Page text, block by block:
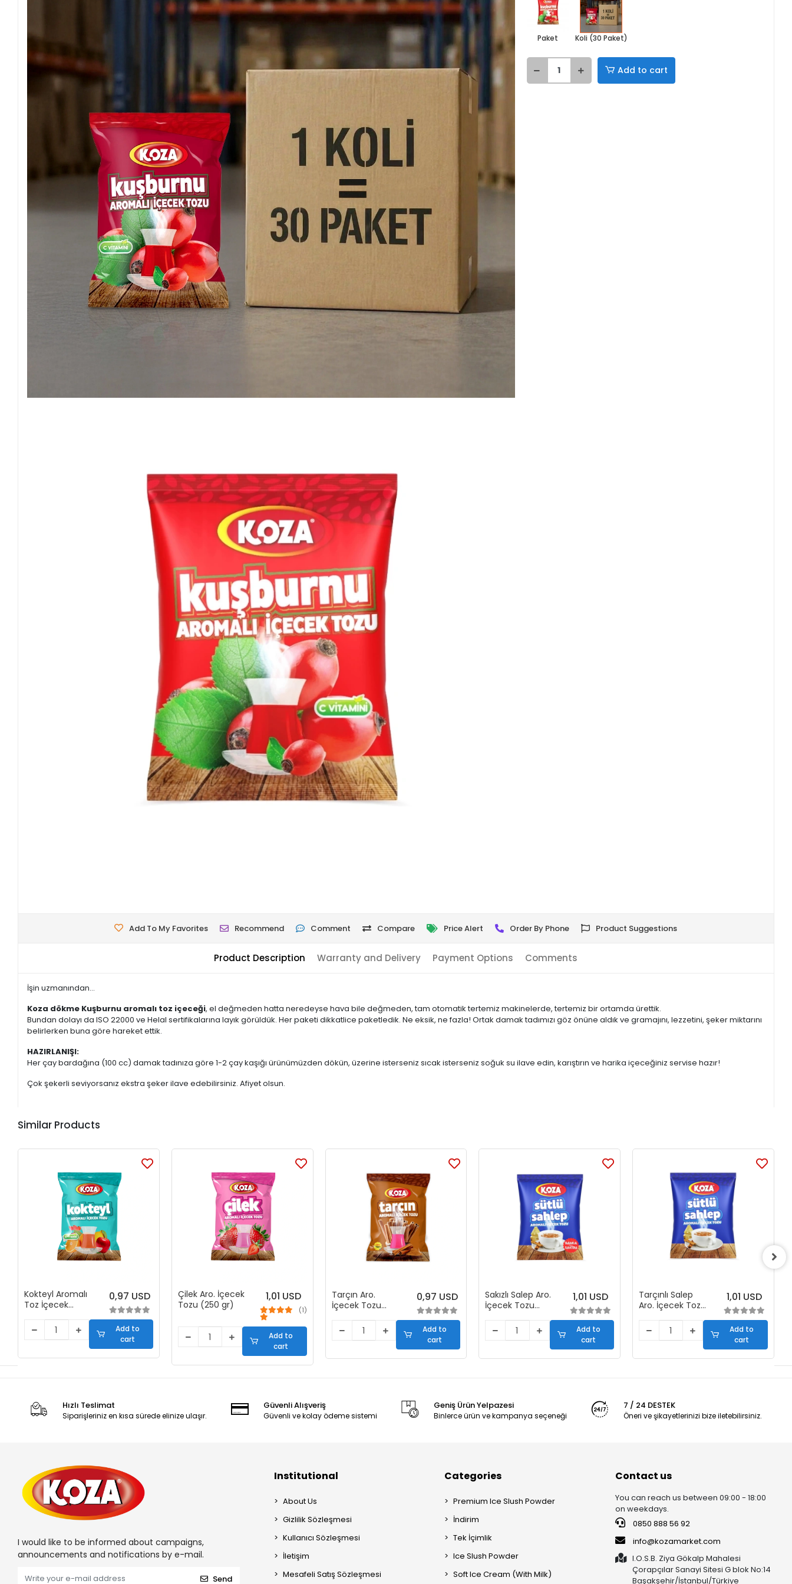
Paket Koli (30 Paket)
Add to cart
Add To My Favorites Recommend Comment Compare Price Alert Order By Phone Product Suggestions
Product Description Warranty and Delivery Payment Options Comments
İşin uzmanından...
Koza dökme Kuşburnu aromalı toz içeceği, el değmeden hatta neredeyse hava bile değmeden, tam otomatik tertemiz makinelerde, tertemiz bir ortamda ürettik.
Bundan dolayı da ISO 22000 ve Helal sertifikalarına layık görüldük. Her paketi dikkatlice paketledik. Ne eksik, ne fazla! Ortak damak tadımızı göz önüne aldık ve gramajını, lezzetini, şeker miktarını
belirlerken buna göre hareket ettik.
HAZIRLANIŞI:
Her çay bardağına (100 cc) damak tadınıza göre 1-2 çay kaşığı ürünümüzden dökün, üzerine isterseniz sıcak isterseniz soğuk su ilave edin, karıştırın ve harika içeceğiniz servise hazır!
Çok şekerli seviyorsanız ekstra şeker ilave edebilirsiniz. Afiyet olsun.
Similar Products
Kokteyl Aromalı
Toz İçecek
0,97 USD
Add to
cart
Çilek Aro. İçecek
Tozu (250 gr)
1,01 USD
(1)
Add to
cart
Tarçın Aro.
İçecek Tozu
0,97 USD
Add to
cart
Sakızlı Salep Aro.
İçecek Tozu
1,01 USD
Add to
cart
Tarçınlı Salep
Aro. İçecek Tozu
1,01 USD
Add to
cart
Hızlı Teslimat
Siparişleriniz en kısa sürede elinize ulaşır.
Güvenli Alışveriş
Güvenli ve kolay ödeme sistemi
Geniş Ürün Yelpazesi
Binlerce ürün ve kampanya seçeneği
7 / 24 DESTEK
Öneri ve şikayetlerinizi bize iletebilirsiniz.
I would like to be informed about campaigns,
announcements and notifications by e-mail.
Send
Institutional
About Us
Gizlilik Sözleşmesi
Kullanıcı Sözleşmesi
İletişim
Mesafeli Satış Sözleşmesi
Categories
Premium Ice Slush Powder
İndirim
Tek İçimlik
Ice Slush Powder
Soft Ice Cream (With Milk)
Contact us
You can reach us between 09:00 - 18:00
on weekdays.
0850 888 56 92
info@kozamarket.com
I.O.S.B. Ziya Gökalp Mahalesi
Çorapçılar Sanayi Sitesi G blok No:14
Başakşehir/İstanbul/Türkiye